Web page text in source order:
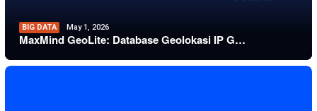
BIG DATA May 1, 2026
MaxMind GeoLite: Database Geolokasi IP G…